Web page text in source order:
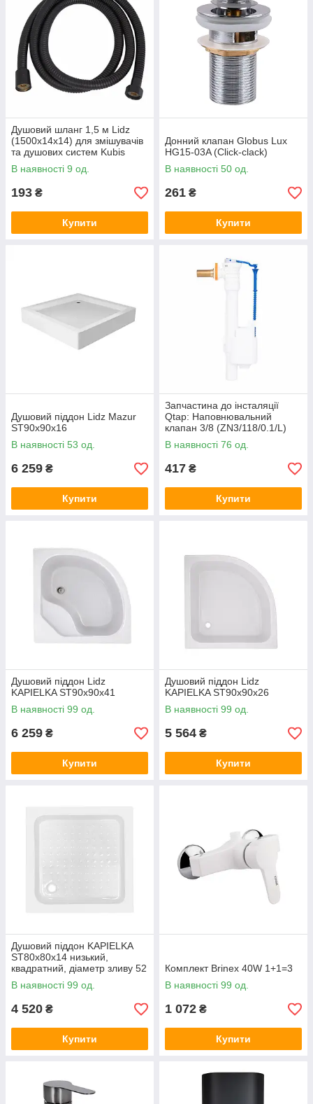
Душовий шланг 1,5 м Lidz
(1500х14х14) для змішувачів
та душових систем Kubis
Black
LBKUD15001414B49530
В наявності 9 од.
193 ₴
Купити
Донний клапан Globus Lux
HG15-03A (Click-clack)
В наявності 50 од.
261 ₴
Купити
Душовий піддон Lidz Mazur
ST90x90x16
В наявності 53 од.
6 259 ₴
Купити
Запчастина до інсталяції
Qtap: Наповнювальний
клапан 3/8 (ZN3/118/0.1/L)
В наявності 76 од.
417 ₴
Купити
Душовий піддон Lidz
KAPIELKA ST90x90x41
В наявності 99 од.
6 259 ₴
Купити
Душовий піддон Lidz
KAPIELKA ST90x90x26
В наявності 99 од.
5 564 ₴
Купити
Душовий піддон KAPIELKA
ST80x80х14 низький,
квадратний, діаметр зливу 52
мм Lidz
В наявності 99 од.
4 520 ₴
Купити
Комплект Brinex 40W 1+1=3
В наявності 99 од.
1 072 ₴
Купити